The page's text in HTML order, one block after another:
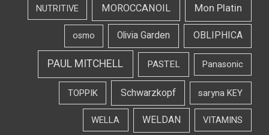
Mon Platin
MOROCCANOIL
NUTRITIVE
OBLIPHICA
Olivia Garden
osmo
Panasonic
PASTEL
PAUL MITCHELL
saryna KEY
Schwarzkopf
TOPPIK
VITAMINS
WELDAN
WELLA